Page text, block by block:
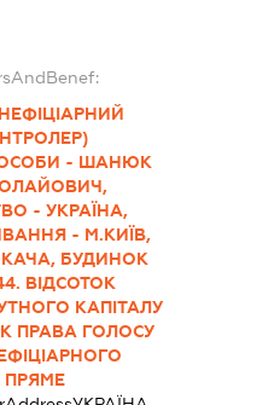
- ШАНЮК
- УКРАЇНА,
- М.КИЇВ,
БУДИНОК
ВІДСОТОК
КАПІТАЛУ
ПРАВА ГОЛОСУ
ПРЯМЕ